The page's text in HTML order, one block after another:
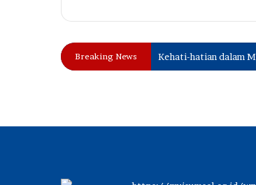
Breaking News Kehati-hatian dalam